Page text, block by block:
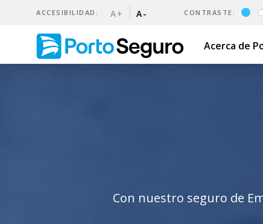
ACCESIBILIDAD: A+ A- CONTRASTE:
Acerca de
Con nuestro seguro de